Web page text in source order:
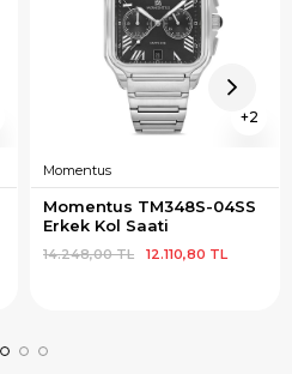
2
Momentus
Momentus TM348S-04SS
Erkek Kol Saati
12.110,80 TL
14.248,00 TL